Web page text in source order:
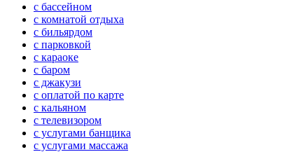
с бассейном
с комнатой отдыха
с бильярдом
с парковкой
с караоке
с баром
с джакузи
с оплатой по карте
с кальяном
с телевизором
с услугами банщика
с услугами массажа